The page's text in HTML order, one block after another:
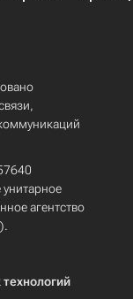
агентство